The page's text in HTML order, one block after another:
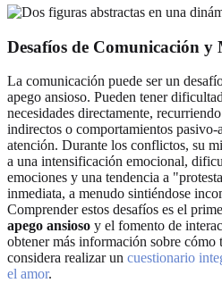
Desafíos de Comunicación
La comunicación puede ser un
apego ansioso. Pueden tener
necesidades directamente,
indirectos o comportamientos pasivo-
atención. Durante los conflictos, su
a una intensificación emocional,
emociones y una tendencia a
inmediata, a menudo sintiéndose
Comprender estos desafíos es el
apego ansioso y el fomento de
obtener más información sobre cómo
considera realizar un cuestionario
el amor.